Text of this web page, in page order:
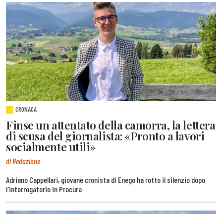
CRONACA
Finse un attentato della camorra, la lettera
di scusa del giornalista: «Pronto a lavori
socialmente utili»
di Redazione
Adriano Cappellari, giovane cronista di Enego ha rotto il silenzio dopo
l'interrogatorio in Procura